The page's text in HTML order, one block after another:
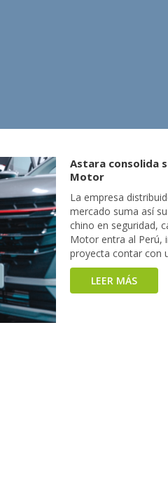
Astara consolida
Motor
La empresa
mercado suma así
chino en seguridad,
Motor entra al Perú,
proyecta contar con
LEER MÁS